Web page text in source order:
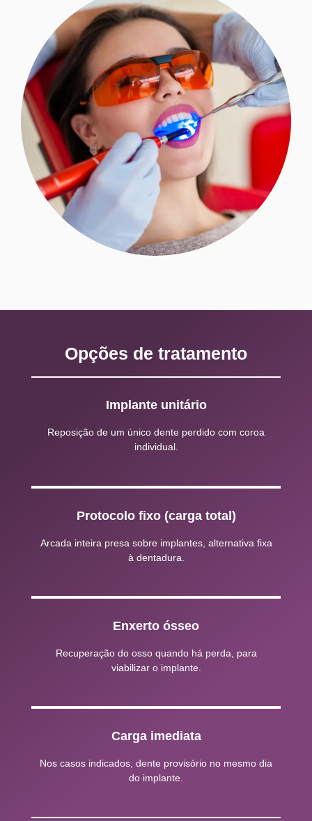
Opções de tratamento
Implante unitário
Reposição de um único dente perdido com coroa
individual.
Protocolo fixo (carga total)
Arcada inteira presa sobre implantes, alternativa fixa
à dentadura.
Enxerto ósseo
Recuperação do osso quando há perda, para
viabilizar o implante.
Carga imediata
Nos casos indicados, dente provisório no mesmo dia
do implante.